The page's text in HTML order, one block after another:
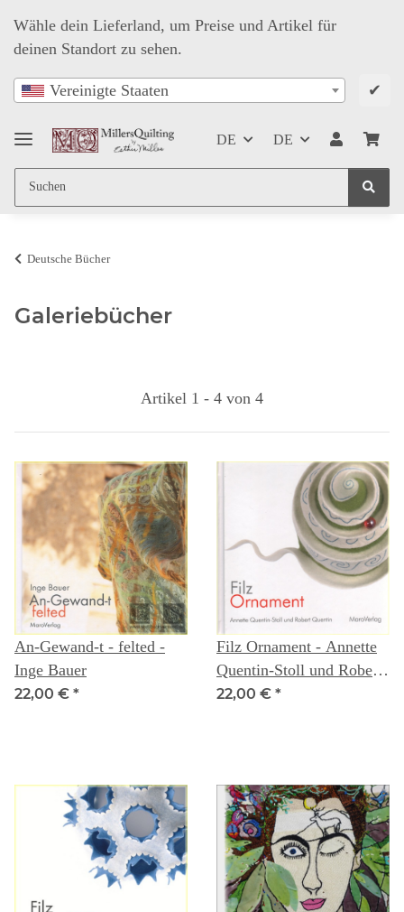
Wähle dein Lieferland, um Preise und Artikel für
deinen Standort zu sehen.
Vereinigte Staaten ✔
DE DE
Deutsche Bücher
Galeriebücher
Artikel 1 - 4 von 4
An-Gewand-t - felted -
Inge Bauer
22,00 € *
Filz Ornament - Annette
Quentin-Stoll und Robert
Quentin
22,00 € *